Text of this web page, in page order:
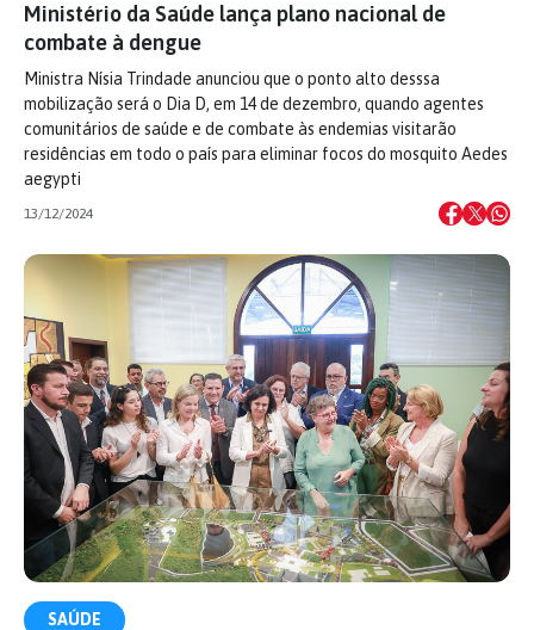
Ministério da Saúde lança plano nacional de
combate à dengue
Ministra Nísia Trindade anunciou que o ponto alto desssa
mobilização será o Dia D, em 14 de dezembro, quando agentes
comunitários de saúde e de combate às endemias visitarão
residências em todo o país para eliminar focos do mosquito Aedes
aegypti
13/12/2024
SAÚDE